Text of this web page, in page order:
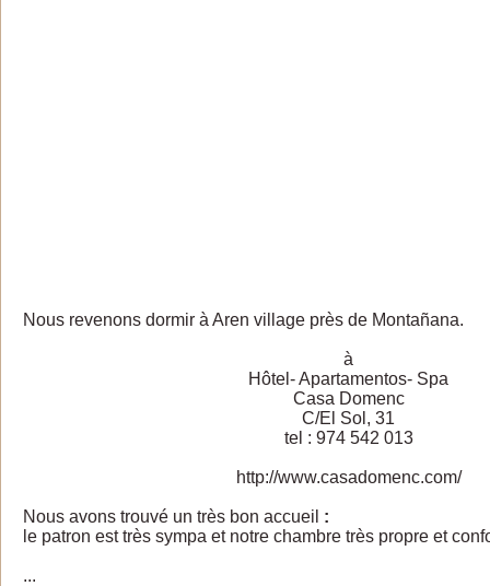
Nous revenons dormir à Aren village près de Montañana.
à
Hôtel- Apartamentos- Spa
Casa Domenc
C/El Sol, 31
tel : 974 542 013
http://www.casadomenc.com/
Nous avons trouvé un très bon accueil :
le patron est très sympa et notre chambre très propre et
...